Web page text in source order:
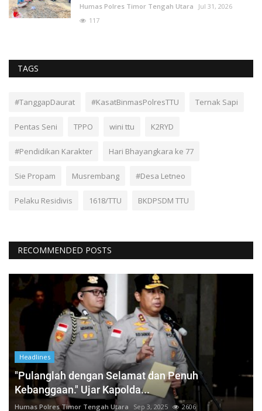
Humas Polres Timor Tengah Utara
Jul 31, 2026
117
TAGS
#TanggapDaurat #KasatBinmasPolresTTU Ternak Sapi
Pentas Seni TPPO wini ttu K2RYD
#Pendidikan Karakter Hari Bhayangkara ke 77
Sie Propam Musrembang #Desa Letneo
Pelaku Residivis 1618/TTU BKDPSDM TTU
RECOMMENDED POSTS
Headlines
"Pulanglah dengan Selamat dan Penuh
Kebanggaan." Ujar Kapolda...
Humas Polres Timor Tengah Utara Sep 3, 2025 2606